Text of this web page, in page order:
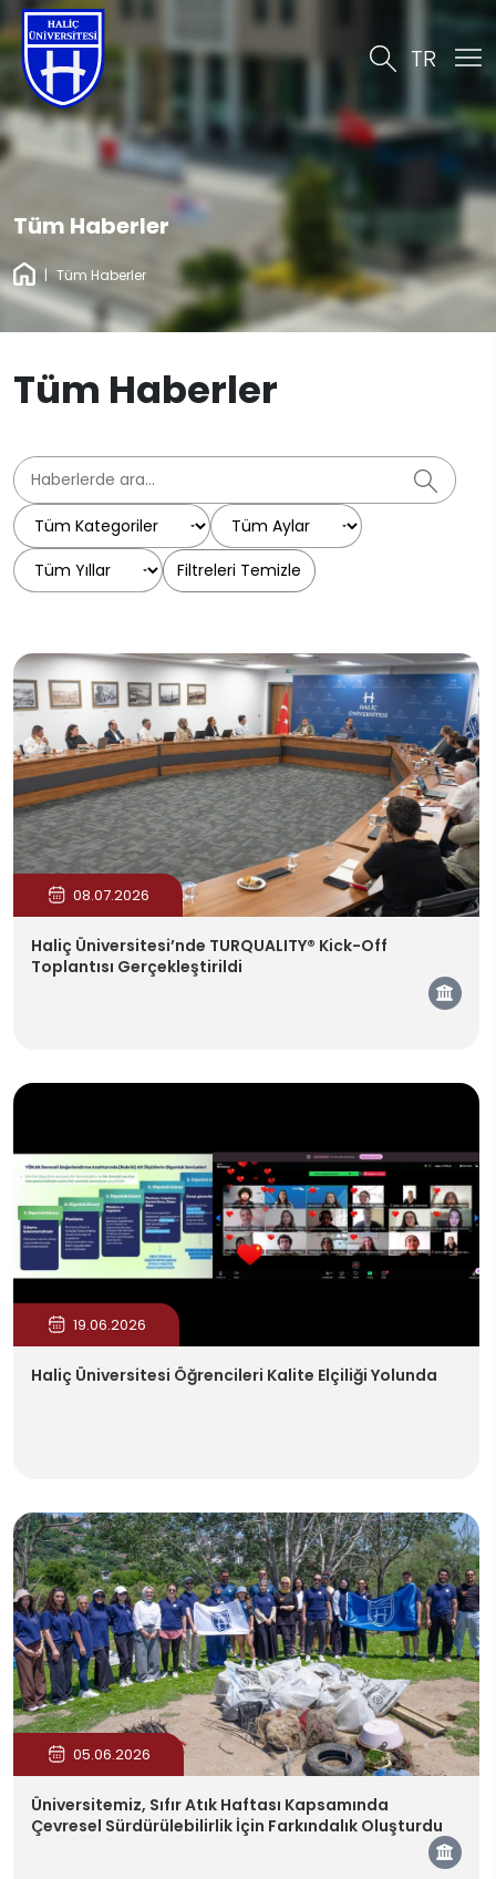
TR
Tüm Haberler
| Tüm Haberler
Tüm Haberler
Filtreleri Temizle
08.07.2026
Haliç Üniversitesi’nde TURQUALITY® Kick-Off
Toplantısı Gerçekleştirildi
19.06.2026
Haliç Üniversitesi Öğrencileri Kalite Elçiliği Yolunda
05.06.2026
Üniversitemiz, Sıfır Atık Haftası Kapsamında
Çevresel Sürdürülebilirlik İçin Farkındalık Oluşturdu